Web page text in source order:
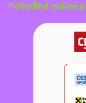
Pohodlné online